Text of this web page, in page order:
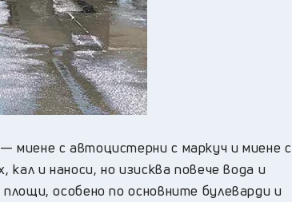
с автоцистерни с маркуч и миене с
и наноси, но изисква повече вода и
особено по основните булеварди и